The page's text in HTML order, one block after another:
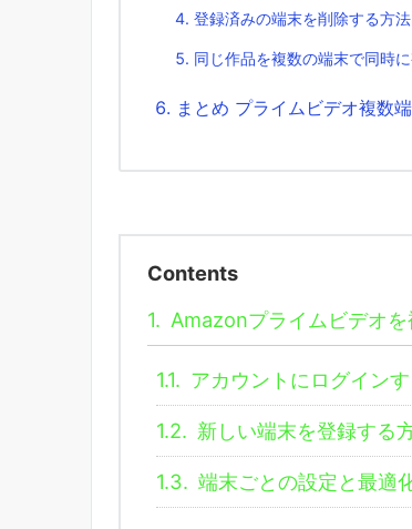
登録済みの端末を削除する方法
同じ作品を複数の端末で同時
まとめ プライムビデオ複数
Contents
1. Amazonプライムビデオ
1.1. アカウントにログイン
1.2. 新しい端末を登録する
1.3. 端末ごとの設定と最適